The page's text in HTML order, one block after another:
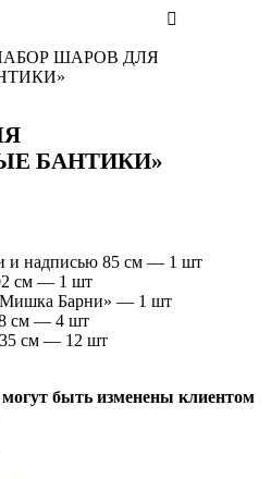
ШАРОВ ДЛЯ
БАНТИКИ»
и надписью 85 см — 1 шт
см — 1 шт
Барни» — 1 шт
см — 4 шт
см — 12 шт
быть изменены клиентом